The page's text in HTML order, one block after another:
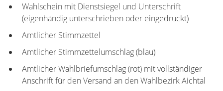
Wahlschein mit Dienstsiegel und Unterschrift
(eigenhändig unterschrieben oder eingedruckt)
Amtlicher Stimmzettel
Amtlicher Stimmzettelumschlag (blau)
Amtlicher Wahlbriefumschlag (rot) mit vollständiger
Anschrift für den Versand an den Wahlbezirk Aichtal